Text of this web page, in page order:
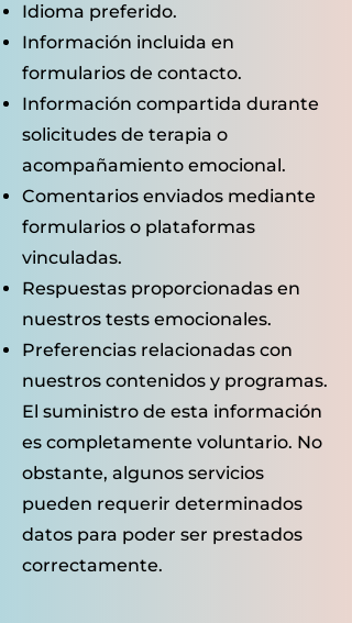
Idioma preferido.
Información incluida en
formularios de contacto.
Información compartida durante
solicitudes de terapia o
acompañamiento emocional.
Comentarios enviados mediante
formularios o plataformas
vinculadas.
Respuestas proporcionadas en
nuestros tests emocionales.
Preferencias relacionadas con
nuestros contenidos y programas.
El suministro de esta información
es completamente voluntario. No
obstante, algunos servicios
pueden requerir determinados
datos para poder ser prestados
correctamente.